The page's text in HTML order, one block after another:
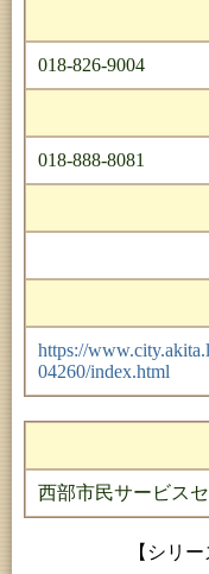
018-826-9004
018-888-8081
https://
04260/index.html
西部市民サービス
【シリ